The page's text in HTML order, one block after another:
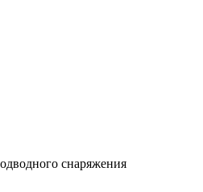
снаряжения